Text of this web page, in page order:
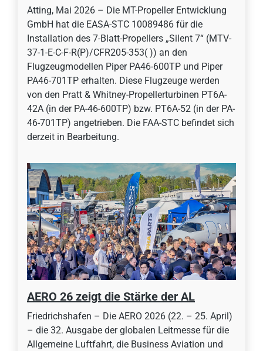
Atting, Mai 2026 – Die MT-Propeller Entwicklung
GmbH hat die EASA-STC 10089486 für die
Installation des 7-Blatt-Propellers „Silent 7“ (MTV-
37-1-E-C-F-R(P)/CFR205-353( )) an den
Flugzeugmodellen Piper PA46-600TP und Piper
PA46-701TP erhalten. Diese Flugzeuge werden
von den Pratt & Whitney-Propellerturbinen PT6A-
42A (in der PA-46-600TP) bzw. PT6A-52 (in der PA-
46-701TP) angetrieben. Die FAA-STC befindet sich
derzeit in Bearbeitung.
AERO 26 zeigt die Stärke der AL
Friedrichshafen – Die AERO 2026 (22. – 25. April)
– die 32. Ausgabe der globalen Leitmesse für die
Allgemeine Luftfahrt, die Business Aviation und